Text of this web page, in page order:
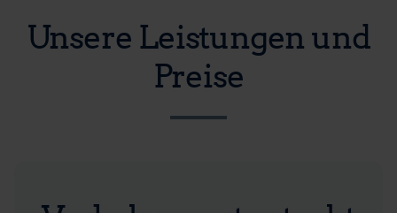
Unsere Leistungen und
Preise